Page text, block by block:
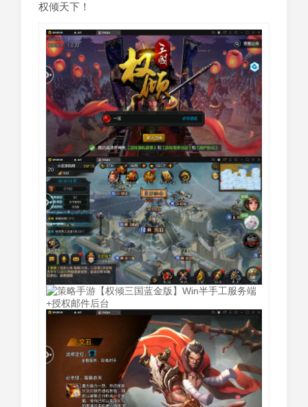
权倾天下！